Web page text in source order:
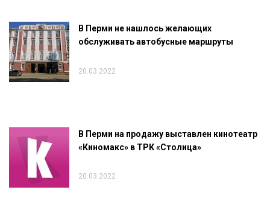
В Перми не нашлось желающих
обслуживать автобусные маршруты
20.03.2022
В Перми на продажу выставлен кинотеатр
«Киномакс» в ТРК «Столица»
20.03.2022